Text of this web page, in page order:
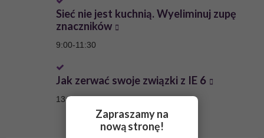
Sieć nie jest kuchnią. Wyeliminuj zupę
znaczników
9:00-11:30
Jak zerwać swoje związki z IE 6
13:00-15:30
Zapraszamy na
nową stronę!